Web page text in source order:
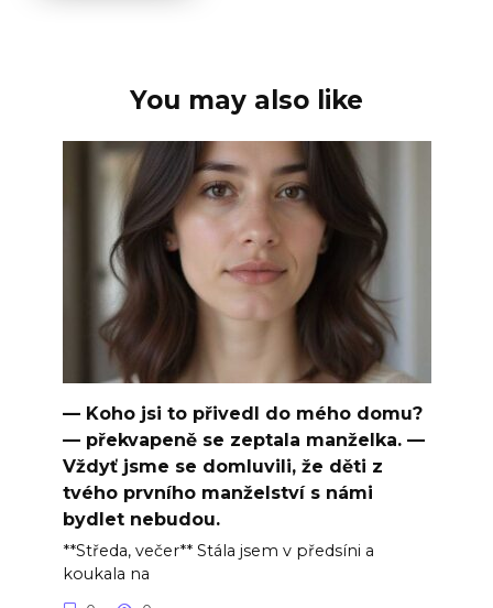
You may also like
— Koho jsi to přivedl do mého domu?
— překvapeně se zeptala manželka. —
Vždyť jsme se domluvili, že děti z
tvého prvního manželství s námi
bydlet nebudou.
**Středa, večer** Stála jsem v předsíni a
koukala na